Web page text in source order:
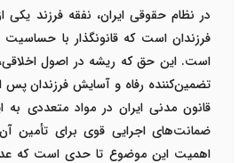
در نظام حقوقی ایران، نفقه فرزند یکی
فرزندان است که قانونگذار با حساسیت
است. این حق که ریشه در اصول
تضمین‌کننده رفاه و آسایش فرزندان پس
قانون مدنی ایران در مواد متعددی
ضمانت‌های اجرایی قوی برای تأمین
اهمیت این موضوع تا حدی است که